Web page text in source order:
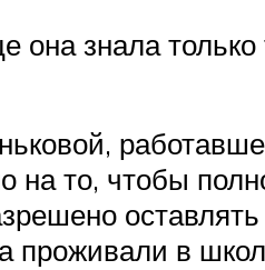
знала только
то, чтобы
проживали в